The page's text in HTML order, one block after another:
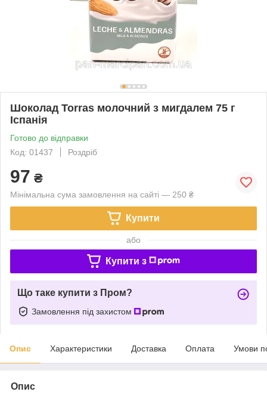
Шоколад Torras молочний з мигдалем 75 г
Іспанія
Готово до відправки
Код: 01437
Роздріб
97 ₴
Мінімальна сума замовлення на сайті — 250 ₴
Купити
або
Купити з
Що таке купити з Пром?
Замовлення під захистом
Опис Характеристики Доставка Оплата Умови
Опис